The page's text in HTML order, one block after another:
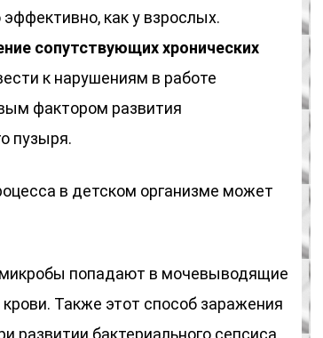
как у взрослых.
сопутствующих хронических
к нарушениям в работе
фактором развития
пузыря.
в детском организме может
микробы попадают в мочевыводящие
Также этот способ заражения
развитии бактериального сепсиса.